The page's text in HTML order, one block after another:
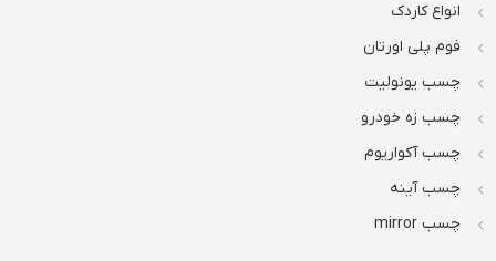
انواع کاردک
فوم پلی اورتان
چسب یونولیت
چسب زه خودرو
چسب آکواریوم
چسب آینه
چسب mirror